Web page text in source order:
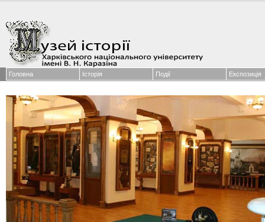
Головна Історія Події Експозиція